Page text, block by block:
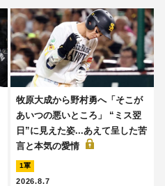
牧原大成から野村勇へ「そこが
あいつの悪いところ」 “ミス翌
日”に見えた姿...あえて呈した苦
言と本気の愛情
1軍
2026.8.7